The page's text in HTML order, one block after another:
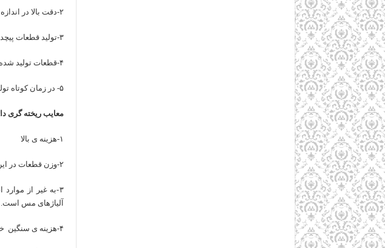
۲-دقت بالا در اندازه
۳-تولید قطعات پیچده
۴-قطعات تولید شده استحکام خوبی دارند
۵- در زمان کوتاه تولید زیادی را امکان پذیر می کند
معایب ریخته گری
۱-هزینه ی بالا
۲-وزن قطعات در این سیستم ریخته گری محدودیت دارد.( تولید قطعات با وزن بالای ۳۰ کیلوگرم عملا انجام نمی شود)
۳-به غیر از
آلیاژهای مس است.
۴-هزینه ی سنگین خرید و تعمیر و نگهداری قالب و دستگاه دایکاست ( نمونه ای از دستگاه دایکاست در شکل زیر)